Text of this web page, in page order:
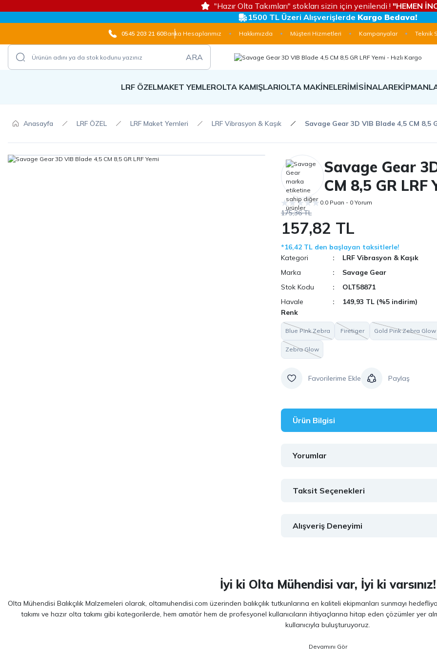
"Hazır Olta Takımları" stokları sizin için yenilendi ! "HEMEN
1500 TL Üzeri Alışverişlerde Kargo Bedava!
0545 203 21 60Banka Hesaplarımız Hakkımızda Müşteri Hizmetleri Kampanyalar Teknik
ARA
LRF ÖZELMAKET YEMLEROLTA KAMIŞLARIOLTA MAKİNELERİMİSİNALAR
Anasayfa LRF ÖZEL LRF Maket Yemleri LRF Vibrasyon & Kaşık Savage Gear 3D VIB Blade 4,5 CM 8,5
Savage Gear
CM 8,5 GR LRF
0.0 Puan - 0 Yorum
175,36 TL
157,82 TL
*16,42 TL den başlayan taksitlerle!
Kategori
LRF Vibrasyon & Kaşık
Marka
Savage Gear
Stok Kodu
OLT58871
Havale
149,93 TL (%5 indirim)
Renk
Blue Pink Zebra Firetiger Gold Pink Zebra Glow
Zebra Glow
Paylaş
Ürün Bilgisi
Yorumlar
Taksit Seçenekleri
Alışveriş Deneyimi
İyi ki Olta Mühendisi var, İyi ki varsınız!
Olta Mühendisi Balıkçılık Malzemeleri olarak, oltamuhendisi.com üzerinden balıkçılık tutkunlarına en kaliteli ekipmanları sunmayı
takımı ve hazır olta takımı gibi kategorilerde, hem amatör hem de profesyonel kullanıcıların ihtiyaçlarına hitap eden çözümler yer
kullanıcıyla buluşturuyoruz.
Shimano, Daiwa, Hanfish, Fujin ve Ryuji gibi lider markaların en güncel